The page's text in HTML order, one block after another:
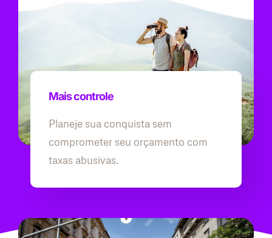
Mais controle
Planeje sua conquista sem
comprometer seu orçamento com
taxas abusivas.